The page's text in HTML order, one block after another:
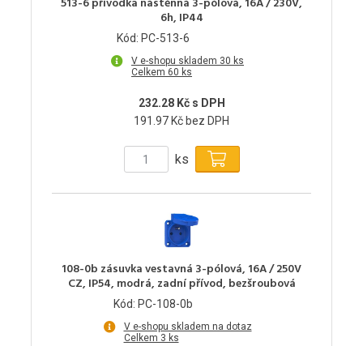
513-6 přívodka nástěnná 3-pólová, 16A / 230V,
6h, IP44
Kód: PC-513-6
V e-shopu skladem 30 ks
Celkem 60 ks
232.28 Kč s DPH
191.97 Kč bez DPH
ks
108-0b zásuvka vestavná 3-pólová, 16A / 250V
CZ, IP54, modrá, zadní přívod, bezšroubová
Kód: PC-108-0b
V e-shopu skladem na dotaz
Celkem 3 ks